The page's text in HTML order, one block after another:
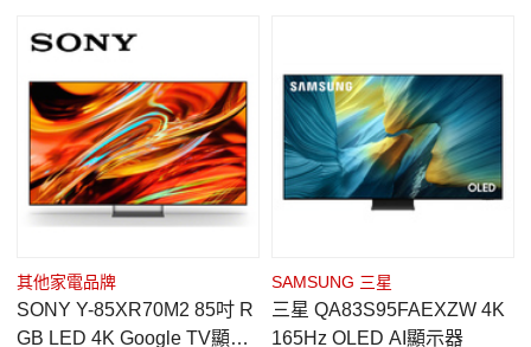
其他家電品牌
SONY Y-85XR70M2 85吋 R
GB LED 4K Google TV顯示
SAMSUNG 三星
三星 QA83S95FAEXZW 4K
165Hz OLED AI顯示器